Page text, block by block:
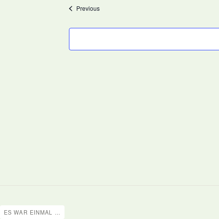
PreviousEvents
ES WAR EINMAL …